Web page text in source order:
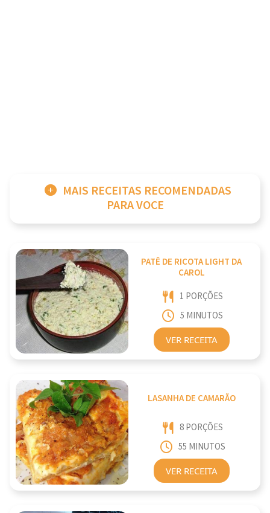
MAIS RECEITAS RECOMENDADAS
PARA VOCE
PATÊ DE RICOTA LIGHT DA
CAROL
1 PORÇÕES
5 MINUTOS
VER RECEITA
LASANHA DE CAMARÃO
8 PORÇÕES
55 MINUTOS
VER RECEITA